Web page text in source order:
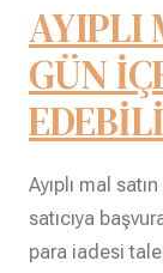
AYIPLI
GÜN
Ayıplı mal
satıcıya
para iadesi